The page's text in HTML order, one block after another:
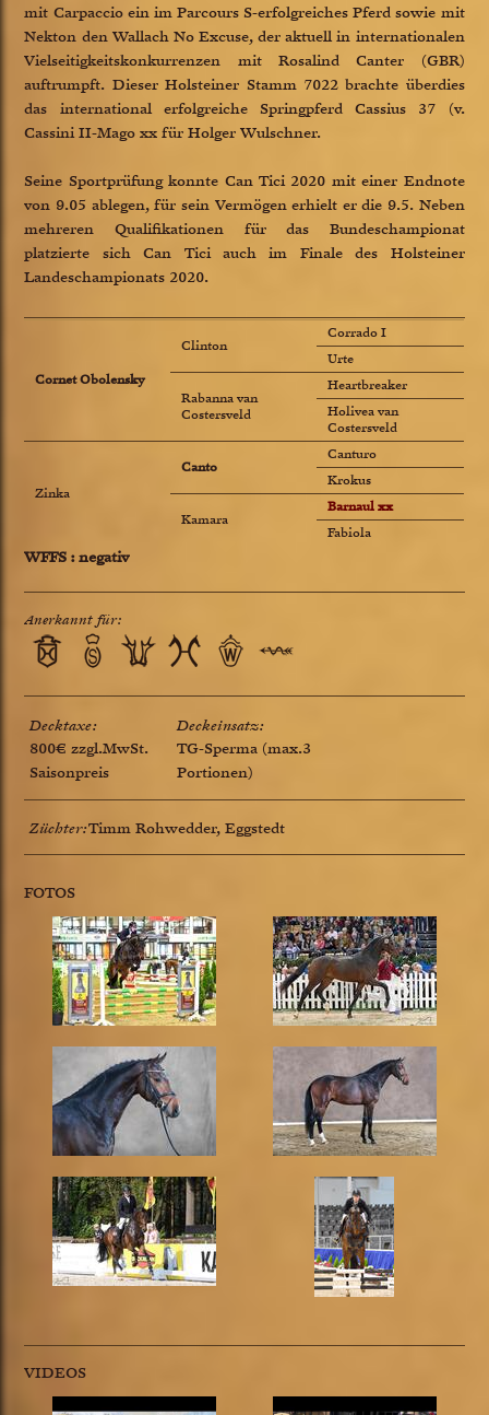
mit Carpaccio ein im Parcours S-erfolgreiches Pferd sowie mit
Nekton den Wallach No Excuse, der aktuell in internationalen
Vielseitigkeitskonkurrenzen mit Rosalind Canter (GBR)
auftrumpft. Dieser Holsteiner Stamm 7022 brachte überdies
das international erfolgreiche Springpferd Cassius 37 (v.
Cassini II-Mago xx für Holger Wulschner.
Seine Sportprüfung konnte Can Tici 2020 mit einer Endnote
von 9.05 ablegen, für sein Vermögen erhielt er die 9.5. Neben
mehreren Qualifikationen für das Bundeschampionat
platzierte sich Can Tici auch im Finale des Holsteiner
Landeschampionats 2020.
Cornet Obolensky
Clinton
Corrado I
Urte
Rabanna van
Costersveld
Heartbreaker
Holivea van
Costersveld
Zinka
Canto
Canturo
Krokus
Kamara
Barnaul xx
Fabiola
WFFS : negativ
Anerkannt für:
Decktaxe:
800€ zzgl.MwSt.
Saisonpreis
Deckeinsatz:
TG-Sperma (max.3
Portionen)
Züchter:Timm Rohwedder, Eggstedt
FOTOS
VIDEOS